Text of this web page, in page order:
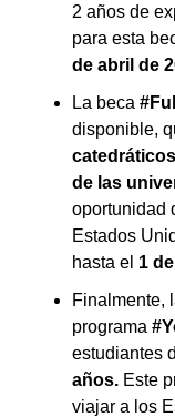
2 años de
para esta
de abril de
La beca
disponible,
de las
oportunidad
Estados
hasta el 1
Finalmente,
programa
estudiantes
años. Este
viajar a los